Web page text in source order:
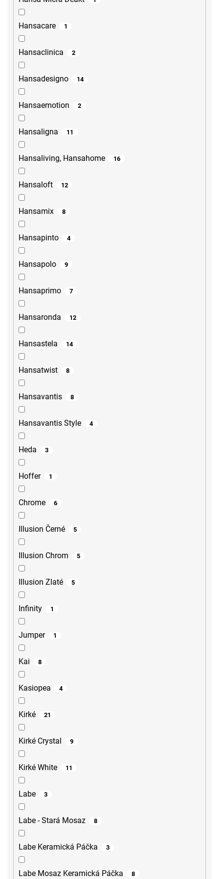
Hansacare 1
Hansaclinica 2
Hansadesigno 14
Hansaemotion 2
Hansaligna 11
Hansaliving, Hansahome 16
Hansaloft 12
Hansamix 8
Hansapinto 4
Hansapolo 9
Hansaprimo 7
Hansaronda 12
Hansastela 14
Hansatwist 8
Hansavantis 8
Hansavantis Style 4
Heda 3
Hoffer 1
Chrome 6
Illusion Černé 5
Illusion Chrom 5
Illusion Zlaté 5
Infinity 1
Jumper 1
Kai 8
Kasiopea 4
Kirké 21
Kirké Crystal 9
Kirké White 11
Labe 3
Labe - Stará Mosaz 8
Labe Keramická Páčka 3
Labe Mosaz Keramická Páčka 8